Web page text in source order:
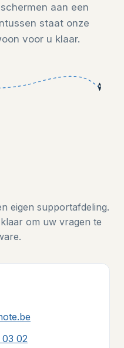
aan een
staat onze
voor u klaar.
eigen supportafdeling.
om uw vragen te
02